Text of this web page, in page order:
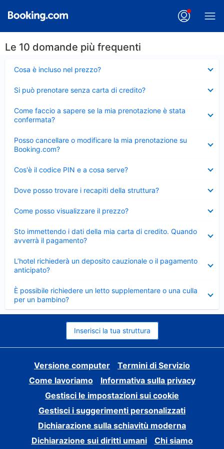
Le 10 domande più frequenti
Cosa è incluso nel prezzo?
chiuso
Si può prenotare senza carta di credito?
chiuso
Come faccio a sapere se la mia prenotazione è stata
confermata?
chiuso
Posso cancellare o modificare la mia prenotazione su
Booking.com?
chiuso
Cos'è il codice PIN e a cosa serve?
chiuso
Dove posso trovare i recapiti della struttura?
chiuso
Come posso visualizzare il prezzo?
chiuso
Sto immettendo i dati della mia carta di credito. Quando
avverrà il pagamento?
chiuso
L’hotel richiederà un deposito cauzionale o il pagamento
anticipato?
chiuso
È possibile richiedere un letto supplementare o una culla
per un bambino?
Elemento
chiuso
Inserisci la tua struttura
Versione computer
Termini di Servizio
Come lavoriamo
Informativa sulla privacy
Gestisci le impostazioni sui cookie
Gestisci i suggerimenti personalizzati
Dichiarazione sulla schiavitù moderna
Dichiarazione sui diritti umani
Chi siamo